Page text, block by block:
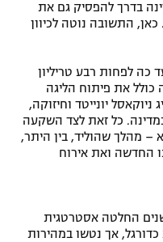
בדרך להפסיק גם את
התשובה נוטה לכיוון
כה לפחות רבע טריליון
כולל את פיתוח הליגה
יונייטד וחיזוקה,
כל זאת לצד השקעה
– מהלך שהוליד, בין היתר,
החדשה ואת אירוח
שנים החלטה אסטרטגית
כדורגל, אך נטשו במהירות